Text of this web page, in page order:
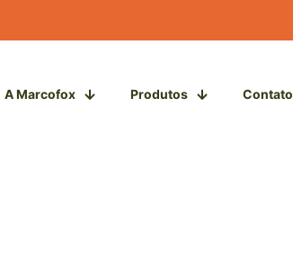
A Marcofox Produtos Contato